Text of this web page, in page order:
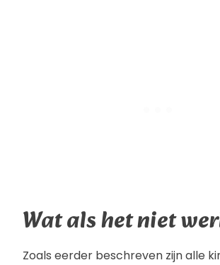
Wat als het niet
Zoals eerder beschreven zijn alle